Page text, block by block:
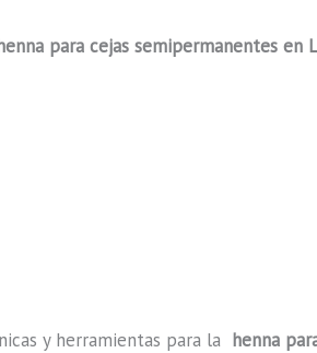
para cejas semipermanentes en
y herramientas para la henna